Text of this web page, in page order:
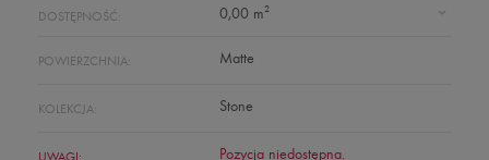
DOSTĘPNOŚĆ: 0,00 m2
POWIERZCHNIA: Matte
KOLEKCJA: Stone
UWAGI: Pozycja niedostępna.